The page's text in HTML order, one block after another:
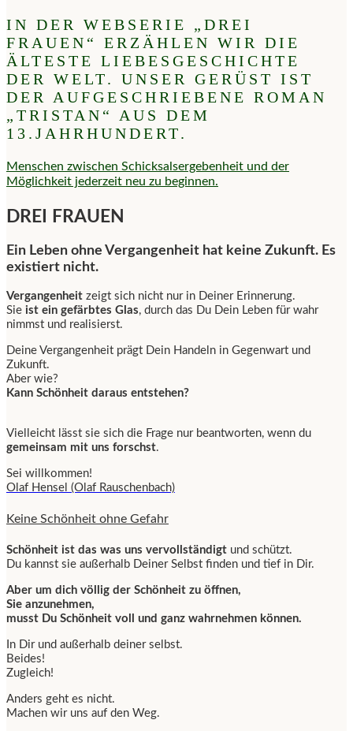
IN DER WEBSERIE „DREI
FRAUEN“ ERZÄHLEN WIR DIE
ÄLTESTE LIEBESGESCHICHTE
DER WELT. UNSER GERÜST IST
DER AUFGESCHRIEBENE ROMAN
„TRISTAN“ AUS DEM
13.JAHRHUNDERT.
Menschen zwischen Schicksalsergebenheit und der
Möglichkeit jederzeit neu zu beginnen.
DREI FRAUEN
Ein Leben ohne Vergangenheit hat keine Zukunft. Es
existiert nicht.
Vergangenheit zeigt sich nicht nur in Deiner Erinnerung.
Sie ist ein gefärbtes Glas, durch das Du Dein Leben für wahr
nimmst und realisierst.
Deine Vergangenheit prägt Dein Handeln in Gegenwart und
Zukunft.
Aber wie?
Kann Schönheit daraus entstehen?
Vielleicht lässt sie sich die Frage nur beantworten, wenn du
gemeinsam mit uns forschst.
Sei willkommen!
Olaf Hensel (Olaf Rauschenbach)
Keine Schönheit ohne Gefahr
Schönheit ist das was uns vervollständigt und schützt.
Du kannst sie außerhalb Deiner Selbst finden und tief in Dir.
Aber um dich völlig der Schönheit zu öffnen,
Sie anzunehmen,
musst Du Schönheit voll und ganz wahrnehmen können.
In Dir und außerhalb deiner selbst.
Beides!
Zugleich!
Anders geht es nicht.
Machen wir uns auf den Weg.